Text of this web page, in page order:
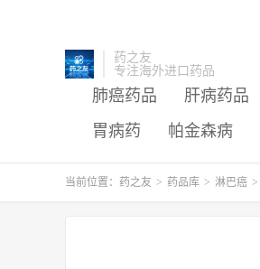
药之友
专注海外进口药品
肺癌药品 肝病药品
胃病药
帕金森病
当前位置： 药之友 > 药品库 > 淋巴癌 >